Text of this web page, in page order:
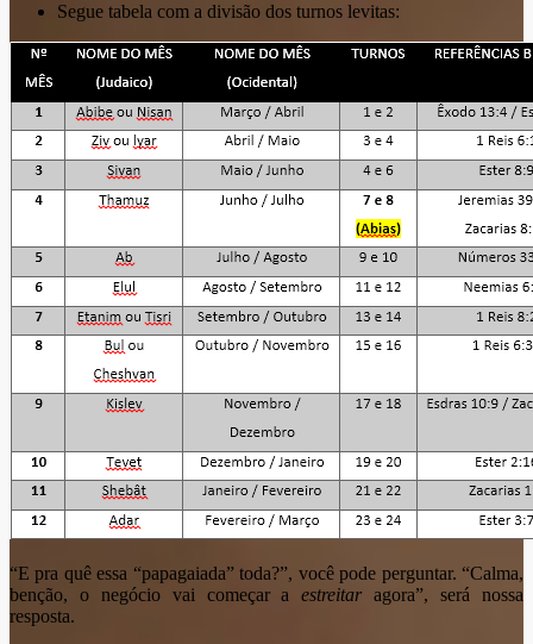
Segue tabela com a divisão dos turnos levitas:
“E pra quê essa “papagaiada” toda?”, você pode perguntar. “Calma,
benção, o negócio vai começar aestreitar agora”, será nossa
resposta.